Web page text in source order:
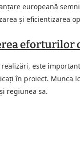
europeană
și eficientizarea
eforturilor
este
în proiect. Munca
regiunea sa.